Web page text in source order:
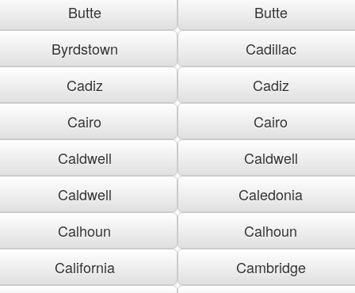
Butte
Butte
Byrdstown
Cadillac
Cadiz
Cadiz
Cairo
Cairo
Caldwell
Caldwell
Caldwell
Caledonia
Calhoun
Calhoun
California
Cambridge